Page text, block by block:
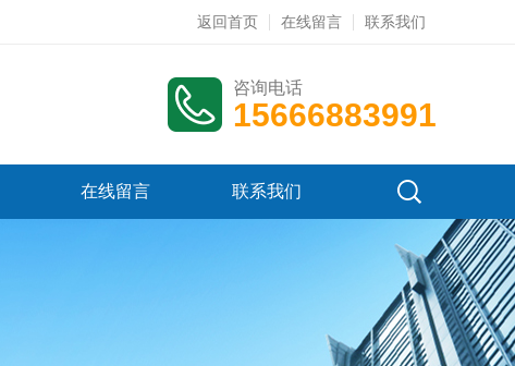
返回首页 在线留言 联系我们
咨询电话
15666883991
在线留言 联系我们